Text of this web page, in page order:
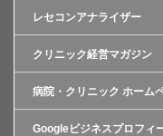
レセコンアナライザー
クリニック経営マガジン
病院・クリニック ホーム
Googleビジネスプロフィ